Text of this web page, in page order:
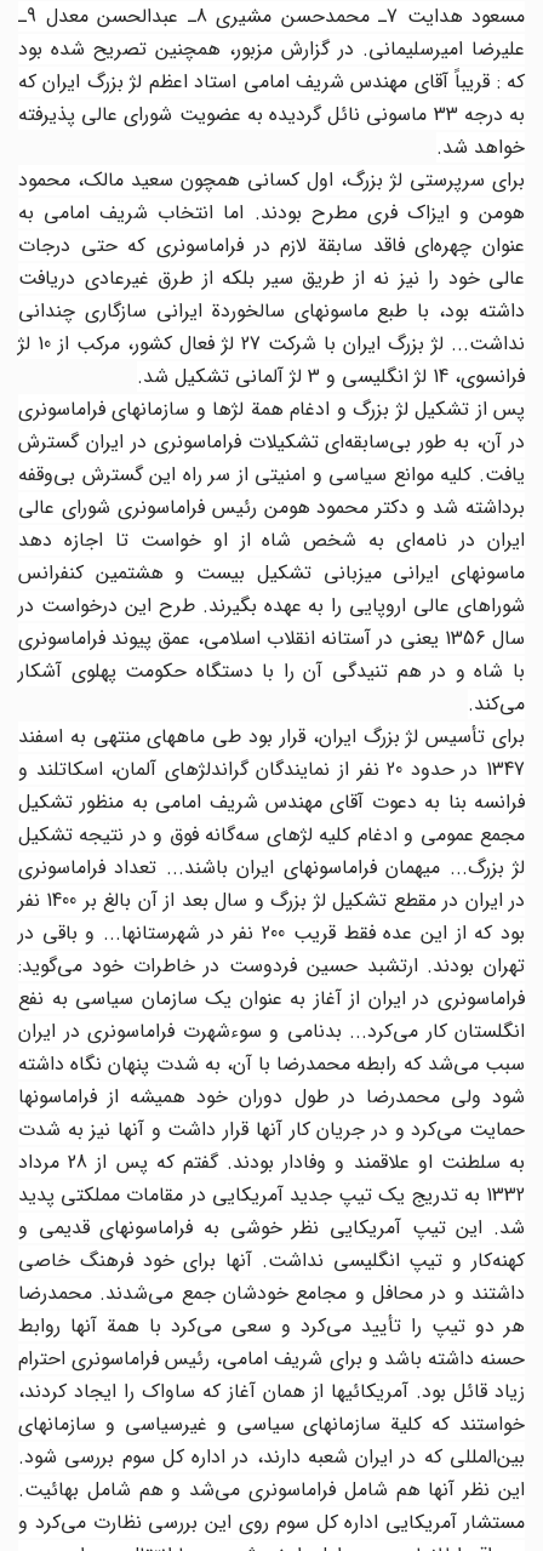
علیرضا امیرسلیمانی. در گزارش مزبور، همچنین تصریح شده بود
که : قریباً آقای مهندس شریف‌ امامی استاد اعظم لژ بزرگ ایران که
به درجه 33 ماسونی نائل گردیده به عضویت شورای عالی پذیرفته
خواهد شد.
برای سرپرستی لژ بزرگ، اول کسانی همچون سعید مالک، محمود
هومن و ایزاک فری مطرح بودند. اما انتخاب شریف امامی به
عنوان چهره‌ای فاقد سابقة لازم در فراماسونری که حتی درجات
عالی خود را نیز نه از طریق سیر بلکه از طرق غیرعادی دریافت
داشته بود، با طبع ماسونهای سالخوردة ایرانی سازگاری چندانی
نداشت... لژ بزرگ ایران با شرکت 27 لژ فعال کشور، مرکب از 10 لژ
فرانسوی، 14 لژ انگلیسی و 3 لژ آلمانی تشکیل شد.
پس از تشکیل لژ بزرگ و ادغام همة لژها و سازمانهای فراماسونری
در آن، به طور بی‌سابقه‌ای تشکیلات فراماسونری در ایران گسترش
یافت. کلیه موانع سیاسی و امنیتی از سر راه این گسترش بی‌وقفه
برداشته شد و دکتر محمود هومن رئیس فراماسونری شورای عالی
ایران در نامه‌ای به شخص شاه از او خواست تا اجازه دهد
ماسونهای ایرانی میزبانی تشکیل بیست و هشتمین کنفرانس
شوراهای عالی اروپایی را به عهده بگیرند. طرح این درخواست در
سال 1356 یعنی در آستانه انقلاب اسلامی، عمق پیوند فراماسونری
با شاه و در هم تنیدگی آن را با دستگاه حکومت پهلوی آشکار
می‌کند.
برای تأسیس لژ بزرگ ایران، قرار بود طی ماههای منتهی به اسفند
1347 در حدود 20 نفر از نمایندگان گراندلژهای آلمان، اسکاتلند و
فرانسه بنا به دعوت آقای مهندس شریف امامی به منظور تشکیل
مجمع عمومی و ادغام کلیه لژهای سه‌گانه فوق و در نتیجه تشکیل
لژ بزرگ... میهمان فراماسونهای ایران باشند... تعداد فراماسونری
در ایران در مقطع تشکیل لژ بزرگ و سال بعد از آن بالغ بر 1400 نفر
بود که از این عده فقط قریب 200 نفر در شهرستانها... و باقی در
تهران بودند. ارتشبد حسین فردوست در خاطرات خود می‌گوید:
فراماسونری در ایران از آغاز به عنوان یک سازمان سیاسی به نفع
انگلستان کار می‌کرد... بدنامی و سوءشهرت فراماسونری در ایران
سبب می‌شد که رابطه محمدرضا با آن، به شدت پنهان نگاه داشته
شود ولی محمدرضا در طول دوران خود همیشه از فراماسونها
حمایت می‌کرد و در جریان کار آنها قرار داشت و آنها نیز به شدت
به سلطنت او علاقمند و وفادار بودند. گفتم که پس از 28 مرداد
1332 به تدریج یک تیپ جدید آمریکایی در مقامات مملکتی پدید
شد. این تیپ آمریکایی نظر خوشی به فراماسونهای قدیمی و
کهنه‌کار و تیپ انگلیسی نداشت. آنها برای خود فرهنگ خاصی
داشتند و در محافل و مجامع خودشان جمع می‌شدند. محمدرضا
هر دو تیپ را تأیید می‌کرد و سعی می‌کرد با همة آنها روابط
حسنه داشته باشد و برای شریف امامی، رئیس فراماسونری احترام
زیاد قائل بود. آمریکائیها از همان آغاز که ساواک را ایجاد کردند،
خواستند که کلیة سازمانهای سیاسی و غیرسیاسی و سازمانهای
بین‌المللی که در ایران شعبه دارند، در اداره کل سوم بررسی شود.
این نظر آنها هم شامل فراماسونری می‌شد و هم شامل بهائیت.
مستشار آمریکایی اداره کل سوم روی این بررسی نظارت می‌کرد و